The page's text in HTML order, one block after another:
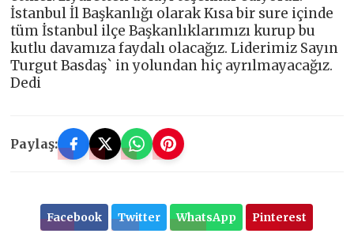
İstanbul İl Başkanlığı olarak Kısa bir sure içinde
tüm İstanbul ilçe Başkanlıklarımızı kurup bu
kutlu davamıza faydalı olacağız. Liderimiz Sayın
Turgut Basdaş` in yolundan hiç ayrılmayacağız.
Dedi
Paylaş:
Facebook Twitter WhatsApp Pinterest